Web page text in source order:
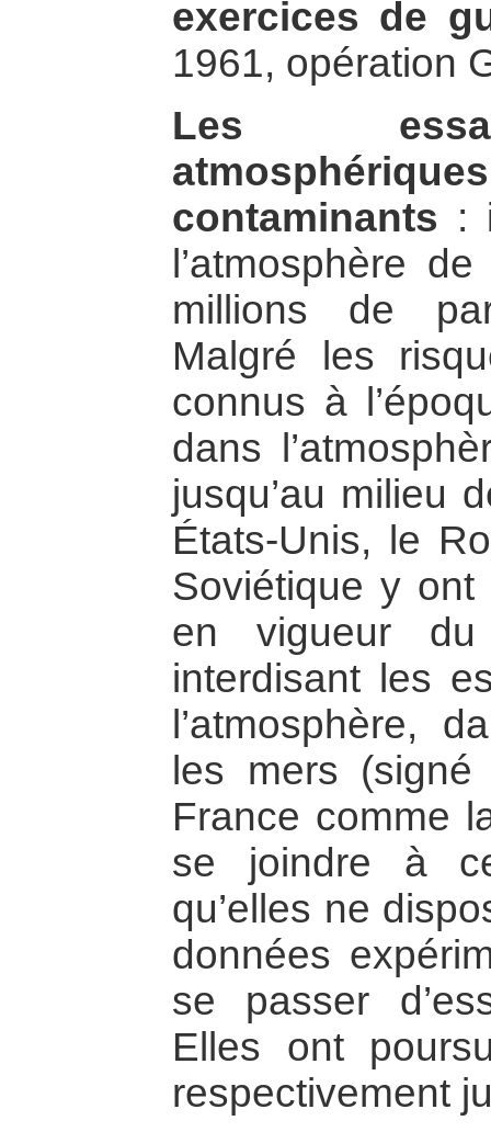
exercices de
1961, opération
Les
contaminants :
l’atmosphère
millions de
Malgré les
connus à
dans
jusqu’au milieu
États-Unis, le
Soviétique y ont
en vigueur
interdisant les
l’atmosphère,
les mers
France comme
se joindre à
qu’elles ne
données
se passer
Elles ont
respectivement